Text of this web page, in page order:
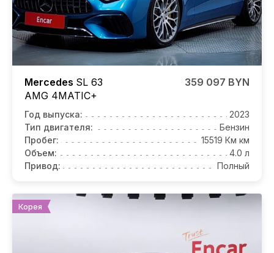
Mercedes SL 63
AMG 4MATIC+
359 097 BYN
Год выпуска:
2023
Тип двигателя:
Бензин
Пробег:
15519 Км км
Объем:
4.0 л
Привод:
Полный
Корея